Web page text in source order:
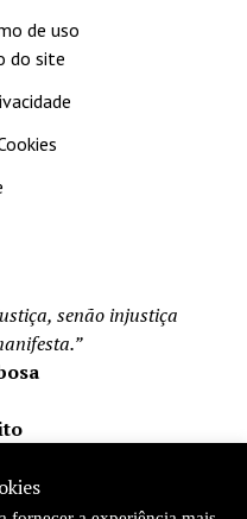
de uso
do site
senão injustiça